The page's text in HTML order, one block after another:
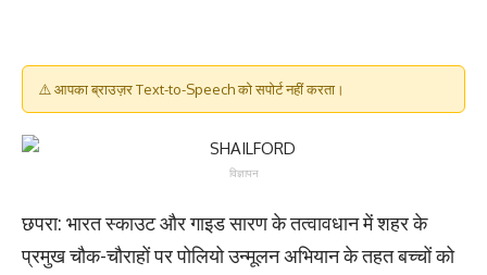
⚠️ आपका ब्राउज़र Text-to-Speech को सपोर्ट नहीं करता।
विज्ञापन
छपरा: भारत स्काउट और गाइड सारण के तत्वावधान में शहर के
प्रमुख चौक-चौराहों पर पोलियो उन्मूलन अभियान के तहत बच्चों को